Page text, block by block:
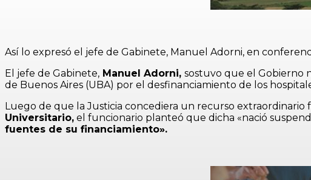
Así lo expresó el jefe de Gabinete, Manuel Adorni, en
El jefe de Gabinete, Manuel Adorni, sostuvo que el Gobierno
de Buenos Aires (UBA) por el desfinanciamiento de los
Luego de que la Justicia concediera un recurso
Universitario, el funcionario planteó que dicha «nació
fuentes de su financiamiento».